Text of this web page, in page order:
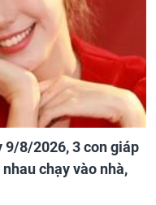
9/8/2026, 3 con giáp
chạy vào nhà,